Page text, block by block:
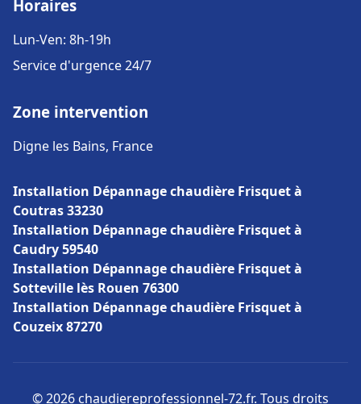
Horaires
Lun-Ven: 8h-19h
Service d'urgence 24/7
Zone intervention
Digne les Bains, France
Installation Dépannage chaudière Frisquet à
Coutras 33230
Installation Dépannage chaudière Frisquet à
Caudry 59540
Installation Dépannage chaudière Frisquet à
Sotteville lès Rouen 76300
Installation Dépannage chaudière Frisquet à
Couzeix 87270
© 2026 chaudiereprofessionnel-72.fr. Tous droits